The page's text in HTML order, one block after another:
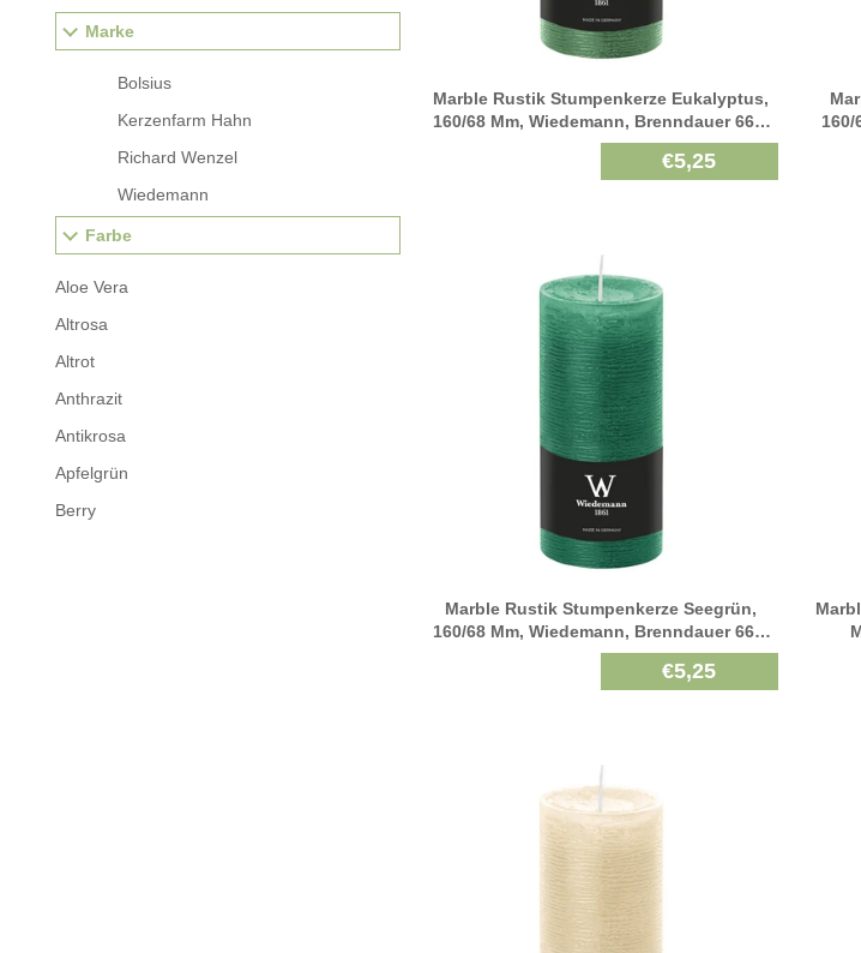
Marke
Bolsius
Kerzenfarm Hahn
Richard Wenzel
Wiedemann
Farbe
Aloe Vera
Altrosa
Altrot
Anthrazit
Antikrosa
Apfelgrün
Berry
Marble Rustik Stumpenkerze Eukalyptus,
160/68 Mm, Wiedemann, Brenndauer 66h,
Durchgefärbt
€5,25
160/
Marble Rustik Stumpenkerze Seegrün,
160/68 Mm, Wiedemann, Brenndauer 66h,
Durchgefärbt
€5,25